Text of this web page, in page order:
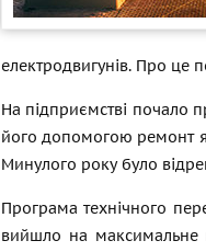
електродвигунів. Про це
На підприємстві почало
його допомогою ремонт
Минулого року було
Програма технічного
вийшло на максимальне